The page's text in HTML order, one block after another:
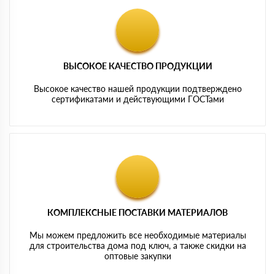
ВЫСОКОЕ КАЧЕСТВО ПРОДУКЦИИ
Высокое качество нашей продукции подтверждено
сертификатами и действующими ГОСТами
КОМПЛЕКСНЫЕ ПОСТАВКИ МАТЕРИАЛОВ
Мы можем предложить все необходимые материалы
для строительства дома под ключ, а также скидки на
оптовые закупки